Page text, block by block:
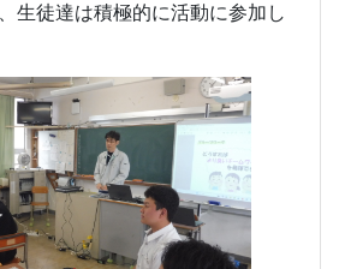
生徒達は積極的に活動に参加し